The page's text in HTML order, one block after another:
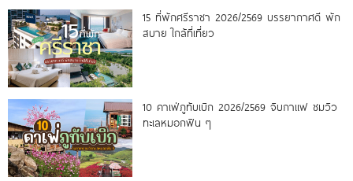
15 ที่พักศรีราชา 2026/2569 บรรยากาศดี พัก
สบาย ใกล้ที่เที่ยว
10 คาเฟ่ภูทับเบิก 2026/2569 จิบกาแฟ ชมวิว
ทะเลหมอกฟิน ๆ